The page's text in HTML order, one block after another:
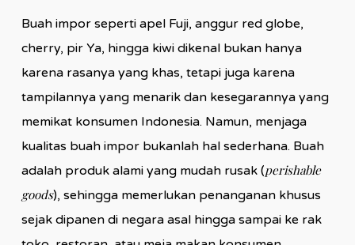
Buah impor seperti apel Fuji, anggur red globe,
cherry, pir Ya, hingga kiwi dikenal bukan hanya
karena rasanya yang khas, tetapi juga karena
tampilannya yang menarik dan kesegarannya yang
memikat konsumen Indonesia. Namun, menjaga
kualitas buah impor bukanlah hal sederhana. Buah
adalah produk alami yang mudah rusak (perishable
goods), sehingga memerlukan penanganan khusus
sejak dipanen di negara asal hingga sampai ke rak